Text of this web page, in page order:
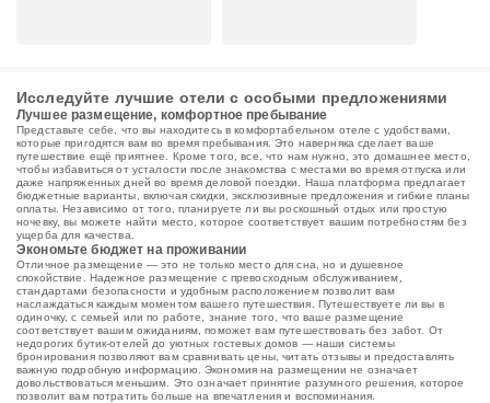
Исследуйте лучшие отели с особыми предложениями
Лучшее размещение, комфортное пребывание
Представьте себе, что вы находитесь в комфортабельном отеле с удобствами,
которые пригодятся вам во время пребывания. Это наверняка сделает ваше
путешествие ещё приятнее. Кроме того, все, что нам нужно, это домашнее место,
чтобы избавиться от усталости после знакомства с местами во время отпуска или
даже напряженных дней во время деловой поездки. Наша платформа предлагает
бюджетные варианты, включая скидки, эксклюзивные предложения и гибкие планы
оплаты. Независимо от того, планируете ли вы роскошный отдых или простую
ночевку, вы можете найти место, которое соответствует вашим потребностям без
ущерба для качества.
Экономьте бюджет на проживании
Отличное размещение — это не только место для сна, но и душевное
спокойствие. Надежное размещение с превосходным обслуживанием,
стандартами безопасности и удобным расположением позволит вам
наслаждаться каждым моментом вашего путешествия. Путешествуете ли вы в
одиночку, с семьей или по работе, знание того, что ваше размещение
соответствует вашим ожиданиям, поможет вам путешествовать без забот. От
недорогих бутик-отелей до уютных гостевых домов — наши системы
бронирования позволяют вам сравнивать цены, читать отзывы и предоставлять
важную подробную информацию. Экономия на размещении не означает
довольствоваться меньшим. Это означает принятие разумного решения, которое
позволит вам потратить больше на впечатления и воспоминания.